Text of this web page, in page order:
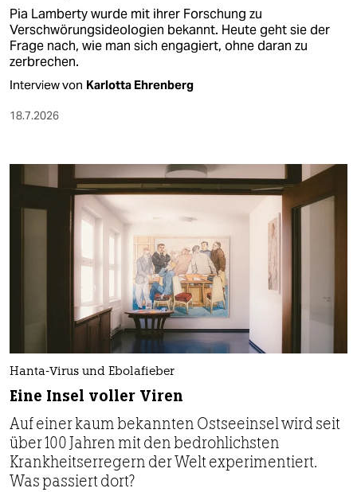
Pia Lamberty wurde mit ihrer Forschung zu
Verschwörungsideologien bekannt. Heute geht sie der
Frage nach, wie man sich engagiert, ohne daran zu
zerbrechen.
Interview von Karlotta Ehrenberg
18.7.2026
Hanta-Virus und Ebolafieber
Eine Insel voller Viren
Auf einer kaum bekannten Ostseeinsel wird seit
über 100 Jahren mit den bedrohlichsten
Krankheitserregern der Welt experimentiert.
Was passiert dort?